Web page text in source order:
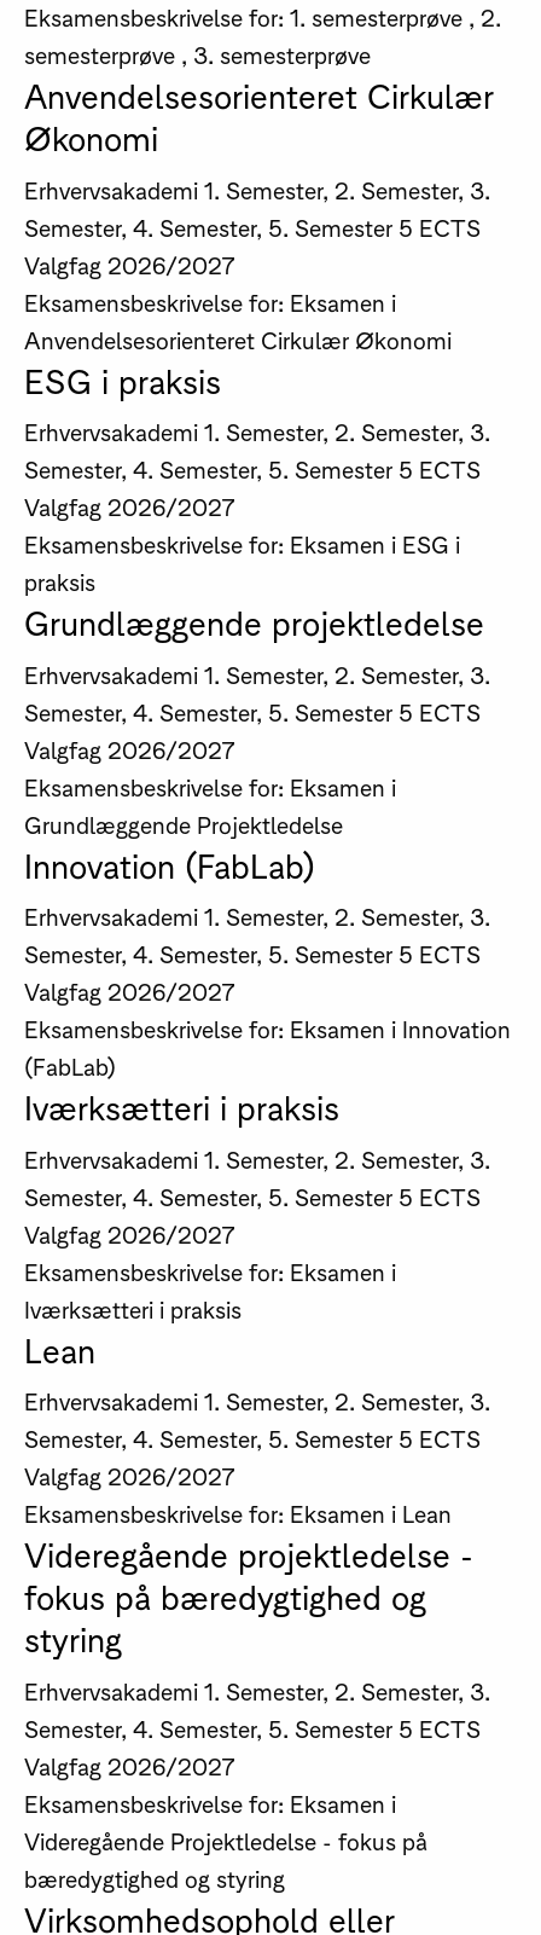
Eksamensbeskrivelse for: 1. semesterprøve , 2.
semesterprøve , 3. semesterprøve
Anvendelsesorienteret Cirkulær
Økonomi
Erhvervsakademi 1. Semester, 2. Semester, 3.
Semester, 4. Semester, 5. Semester 5 ECTS
Valgfag 2026/2027
Eksamensbeskrivelse for: Eksamen i
Anvendelsesorienteret Cirkulær Økonomi
ESG i praksis
Erhvervsakademi 1. Semester, 2. Semester, 3.
Semester, 4. Semester, 5. Semester 5 ECTS
Valgfag 2026/2027
Eksamensbeskrivelse for: Eksamen i ESG i
praksis
Grundlæggende projektledelse
Erhvervsakademi 1. Semester, 2. Semester, 3.
Semester, 4. Semester, 5. Semester 5 ECTS
Valgfag 2026/2027
Eksamensbeskrivelse for: Eksamen i
Grundlæggende Projektledelse
Innovation (FabLab)
Erhvervsakademi 1. Semester, 2. Semester, 3.
Semester, 4. Semester, 5. Semester 5 ECTS
Valgfag 2026/2027
Eksamensbeskrivelse for: Eksamen i Innovation
(FabLab)
Iværksætteri i praksis
Erhvervsakademi 1. Semester, 2. Semester, 3.
Semester, 4. Semester, 5. Semester 5 ECTS
Valgfag 2026/2027
Eksamensbeskrivelse for: Eksamen i
Iværksætteri i praksis
Lean
Erhvervsakademi 1. Semester, 2. Semester, 3.
Semester, 4. Semester, 5. Semester 5 ECTS
Valgfag 2026/2027
Eksamensbeskrivelse for: Eksamen i Lean
Videregående projektledelse -
fokus på bæredygtighed og
styring
Erhvervsakademi 1. Semester, 2. Semester, 3.
Semester, 4. Semester, 5. Semester 5 ECTS
Valgfag 2026/2027
Eksamensbeskrivelse for: Eksamen i
Videregående Projektledelse - fokus på
bæredygtighed og styring
Virksomhedsophold eller